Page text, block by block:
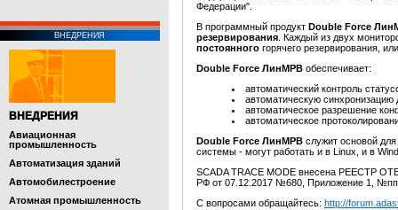
ВНЕДРЕНИЯ
ВНЕДРЕНИЯ
Авиационная
промышленность
Автоматизация зданий
Автомобилестроение
Атомная промышленность
Федерации".
В программный продукт Double Force
резервирования . Каждый из двух
постоянного горячего резервирования,
Double Force ЛинМРВ обеспечивает:
автоматический контроль
автоматическую
автоматическое разрешение
автоматическое
Double Force ЛинМРВ служит основой
системы - могут работать и в Linux, и в
SCADA TRACE MODE внесена
РФ от 07.12.2017 №680, Приложение 1,
С вопросами обращайтесь: http://